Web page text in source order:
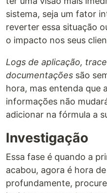
sistema, seja um fator
reverter essa situação
o impacto nos seus
Logs de aplicação,
documentações são
hora, mas entenda que
informações não
adicionar na fórmula a
Investigação
Essa fase é quando a
acabou, agora é hora
profundamente,